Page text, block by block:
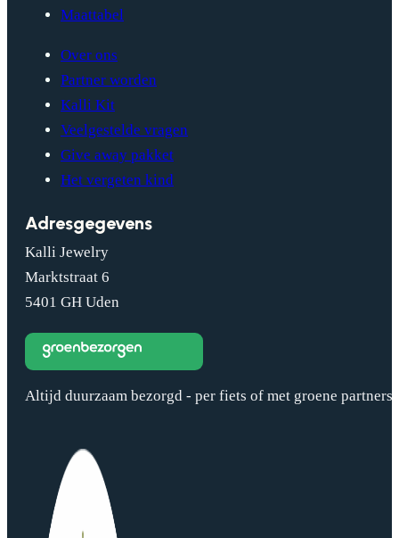
Maattabel
Over ons
Partner worden
Kalli Kit
Veelgestelde vragen
Give away pakket
Het vergeten kind
Adresgegevens
Kalli Jewelry
Marktstraat 6
5401 GH Uden
Altijd duurzaam bezorgd - per fiets of met groene partners